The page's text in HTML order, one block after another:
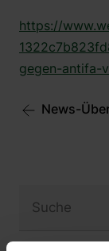
https://
gegen-antifa-
News-